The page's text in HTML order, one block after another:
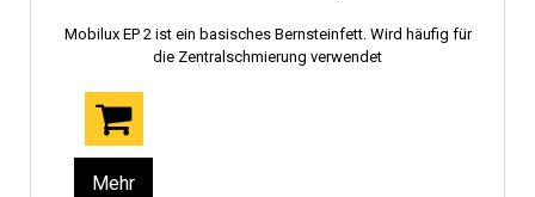
Mobilux EP 2 ist ein basisches Bernsteinfett. Wird häufig für
die Zentralschmierung verwendet
Mehr